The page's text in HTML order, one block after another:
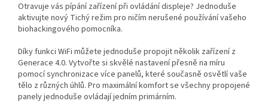
Otravuje vás pípání zařízení při ovládání displeje? Jednoduše
aktivujte nový Tichý režim pro ničím nerušené používání vašeho
biohackingového pomocníka.
Díky funkci WiFi můžete jednoduše propojit několik zařízení z
Generace 4.0. Vytvořte si skvělé nastavení přesně na míru
pomocí synchronizace více panelů, které současně osvětlí vaše
tělo z různých úhlů. Pro maximální komfort se všechny propojené
panely jednoduše ovládají jedním primárním.